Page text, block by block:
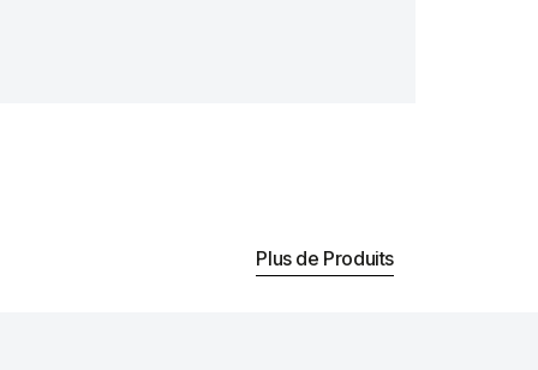
Plus de Produits